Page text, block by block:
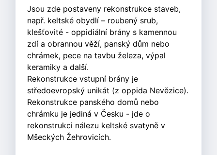
Jsou zde postaveny rekonstrukce staveb,
např. keltské obydlí – roubený srub,
klešťovité - oppidiální brány s kamennou
zdí a obrannou věží, panský dům nebo
chrámek, pece na tavbu železa, výpal
keramiky a další.
Rekonstrukce vstupní brány je
středoevropský unikát (z oppida Nevězice).
Rekonstrukce panského domů nebo
chrámku je jediná v Česku - jde o
rekonstrukci nálezu keltské svatyně v
Mšeckých Žehrovicích.